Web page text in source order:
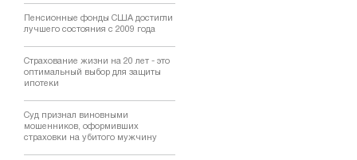
Пенсионные фонды США достигли
лучшего состояния с 2009 года
Страхование жизни на 20 лет - это
оптимальный выбор для защиты
ипотеки
Суд признал виновными
мошенников, оформивших
страховки на убитого мужчину